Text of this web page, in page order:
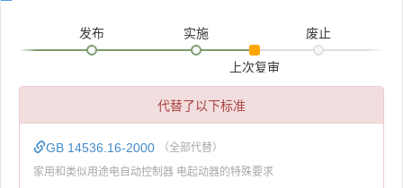
发布 实施
上次复审
废止
代替了以下标准
GB 14536.16-2000 （全部代替）
家用和类似用途电自动控制器 电起动器的特殊要求